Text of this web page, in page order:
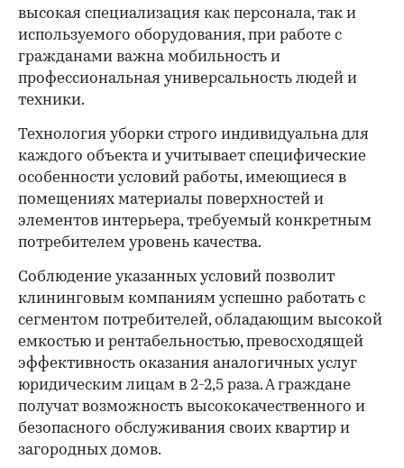
высокая специализация как персонала, так и
используемого оборудования, при работе с
гражданами важна мобильность и
профессиональная универсальность людей и
техники.
Технология уборки строго индивидуальна для
каждого объекта и учитывает специфические
особенности условий работы, имеющиеся в
помещениях материалы поверхностей и
элементов интерьера, требуемый конкретным
потребителем уровень качества.
Соблюдение указанных условий позволит
клининговым компаниям успешно работать с
сегментом потребителей, обладающим высокой
емкостью и рентабельностью, превосходящей
эффективность оказания аналогичных услуг
юридическим лицам в 2-2,5 раза. А граждане
получат возможность высококачественного и
безопасного обслуживания своих квартир и
загородных домов.